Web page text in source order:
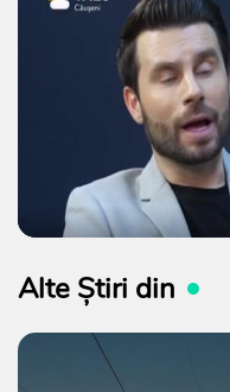
Alte Știri din